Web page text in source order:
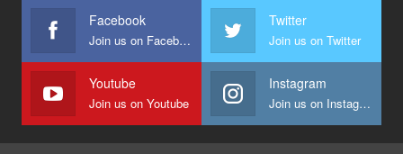
Facebook
Join us on Facebook
Twitter
Join us on Twitter
Youtube
Join us on Youtube
Instagram
Join us on Instagram